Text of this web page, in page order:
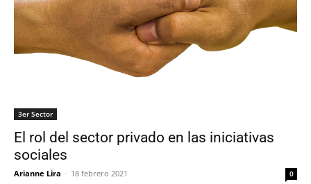
3er Sector
El rol del sector privado en las iniciativas
sociales
Arianne Lira - 18 febrero 2021 0